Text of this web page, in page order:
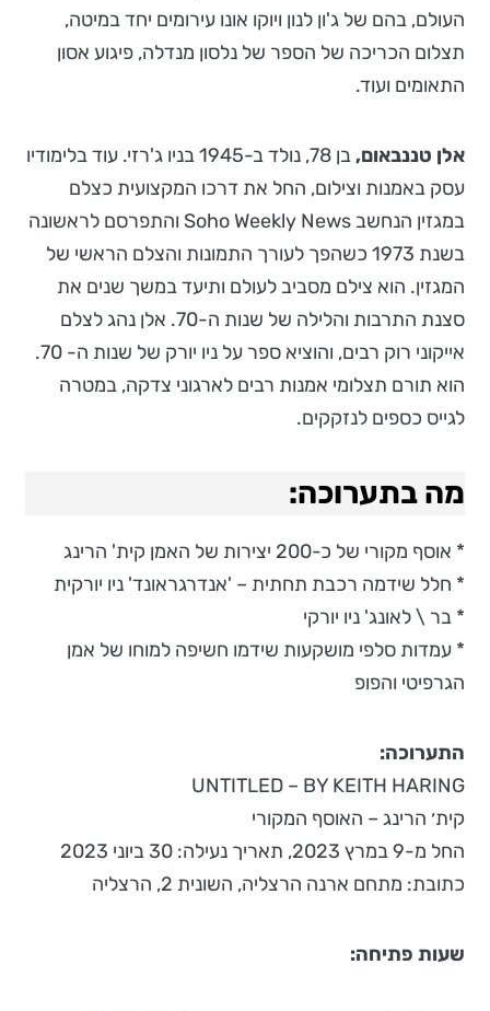
העולם, בהם של ג'ון לנון ויוקו אונו עירומים יחד במיטה,
תצלום הכריכה של הספר של נלסון מנדלה, פיגוע אסון
התאומים ועוד.
אלן טננבאום,
בן 78, נולד ב-1945 בניו ג'רזי. עוד בלימודיו
עסק באמנות וצילום, החל את דרכו המקצועית כצלם
במגזין הנחשב Soho Weekly News והתפרסם לראשונה
בשנת 1973 כשהפך לעורך התמונות והצלם הראשי של
המגזין. הוא צילם מסביב לעולם ותיעד במשך שנים את
סצנת התרבות והלילה של שנות ה-70. אלן נהג לצלם
אייקוני רוק רבים, והוציא ספר על ניו יורק של שנות ה- 70.
הוא תורם תצלומי אמנות רבים לארגוני צדקה, במטרה
לגייס כספים לנזקקים.
מה בתערוכה:
* אוסף מקורי של כ-200 יצירות של האמן קית' הרינג
* חלל שידמה רכבת תחתית – 'אנדרגראונד' ניו יורקית
* בר \ לאונג' ניו יורקי
* עמדות סלפי מושקעות שידמו חשיפה למוחו של אמן
הגרפיטי והפופ
התערוכה:
UNTITLED – BY KEITH HARING
קית׳ הרינג – האוסף המקורי
החל מ-9 במרץ 2023, תאריך נעילה: 30 ביוני 2023
כתובת: מתחם ארנה הרצליה, השונית 2, הרצליה
שעות פתיחה: